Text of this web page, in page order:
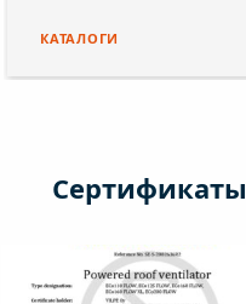
КАТАЛОГИ
Сертификаты